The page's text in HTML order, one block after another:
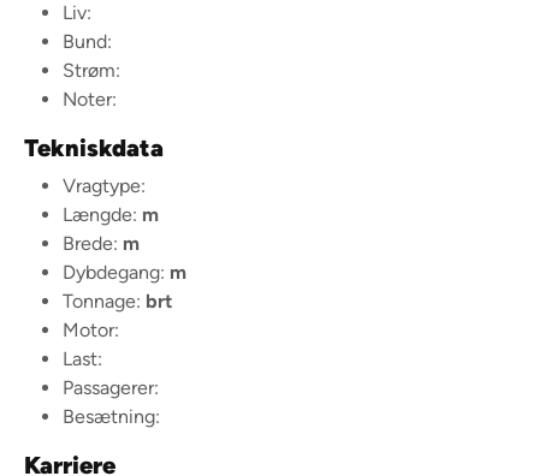
Liv:
Bund:
Strøm:
Noter:
Tekniskdata
Vragtype:
Længde: m
Brede: m
Dybdegang: m
Tonnage: brt
Motor:
Last:
Passagerer:
Besætning:
Karriere